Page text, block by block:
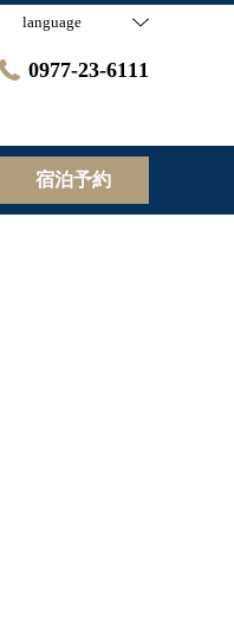
language
0977-23-6111
宿泊予約